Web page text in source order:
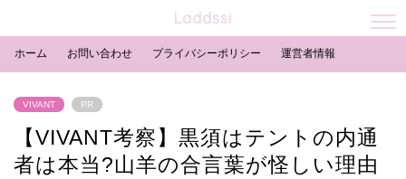
Laddssi
ホーム お問い合わせ プライバシーポリシー 運営者情報
VIVANT PR
【VIVANT考察】黒須はテントの内通
者は本当?山羊の合言葉が怪しい理由